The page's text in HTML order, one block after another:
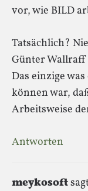
vor, wie BILD
Tatsächlich?
Günter Wallraff
Das einzige
können war,
Arbeitsweise
Antworten
meykosoft